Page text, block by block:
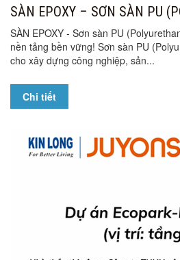
SÀN EPOXY – SƠN SÀN PU
SÀN EPOXY - Sơn sàn PU
nền tảng bền vững! Sơn sàn PU
cho xây dựng công nghiệp, sản...
Chi tiết